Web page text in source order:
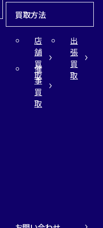
買取方法
店
舗
買
取
出
張
買
取
催
事
買
取